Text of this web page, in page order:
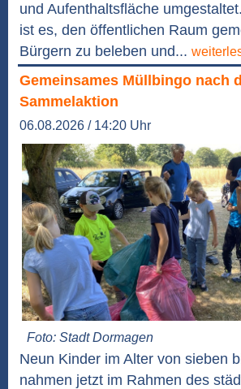
und Aufenthaltsfläche
ist es, den öffentlichen Raum
Bürgern zu beleben und...
Gemeinsames Müllbingo nach
Sammelaktion
06.08.2026 / 14:20 Uhr
Foto: Stadt Dormagen
Neun Kinder im Alter von sieben
nahmen jetzt im Rahmen des